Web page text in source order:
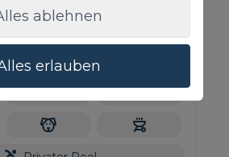
Amarilla
ist eine wunderschöne Villa mit
Schlafzimmer-Pool für bis zu 8
eines der luxuriösesten Anwesen
5 5.5
ablehnen
erlauben